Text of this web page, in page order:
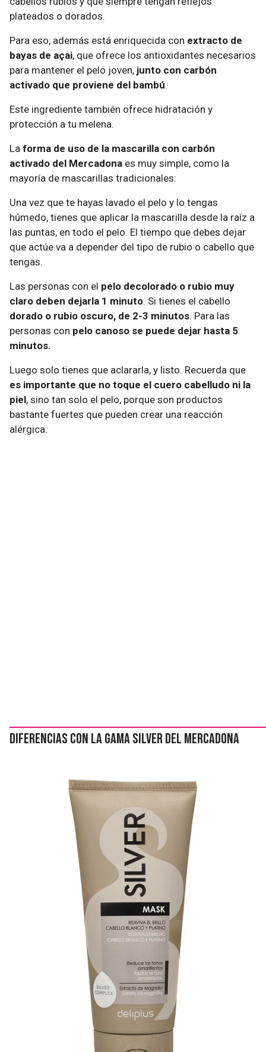
plateados o dorados.
Para eso, además está enriquecida con extracto de
bayas de açai, que ofrece los antioxidantes necesarios
para mantener el pelo joven, junto con carbón
activado que proviene del bambú.
Este ingrediente también ofrece hidratación y
protección a tu melena.
La forma de uso de la mascarilla con carbón
activado del Mercadona es muy simple, como la
mayoría de mascarillas tradicionales:
Una vez que te hayas lavado el pelo y lo tengas
húmedo, tienes que aplicar la mascarilla desde la raíz a
las puntas, en todo el pelo. El tiempo que debes dejar
que actúe va a depender del tipo de rubio o cabello que
tengas.
Las personas con el pelo decolorado o rubio muy
claro deben dejarla 1 minuto. Si tienes el cabello
dorado o rubio oscuro, de 2-3 minutos. Para las
personas con pelo canoso se puede dejar hasta 5
minutos.
Luego solo tienes que aclararla, y listo. Recuerda que
es importante que no toque el cuero cabelludo ni la
piel, sino tan solo el pelo, porque son productos
bastante fuertes que pueden crear una reacción
alérgica.
Diferencias con la gama Silver del Mercadona